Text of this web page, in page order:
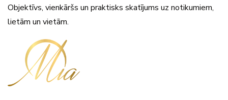
Objektīvs, vienkāršs un praktisks skatījums uz notikumiem,
lietām un vietām.